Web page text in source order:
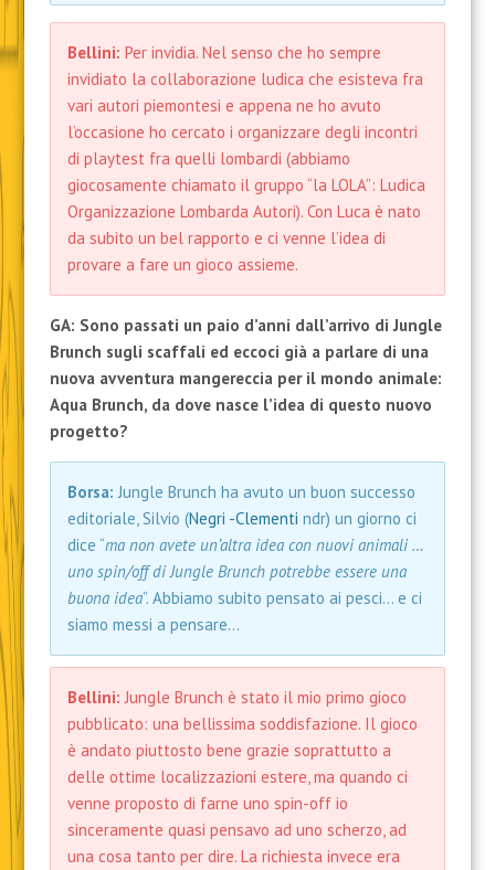
Bellini: Per invidia. Nel senso che ho sempre
invidiato la collaborazione ludica che esisteva fra
vari autori piemontesi e appena ne ho avuto
l’occasione ho cercato i organizzare degli incontri
di playtest fra quelli lombardi (abbiamo
giocosamente chiamato il gruppo “la LOLA”: Ludica
Organizzazione Lombarda Autori). Con Luca è nato
da subito un bel rapporto e ci venne l’idea di
provare a fare un gioco assieme.
GA: Sono passati un paio d’anni dall’arrivo di Jungle
Brunch sugli scaffali ed eccoci già a parlare di una
nuova avventura mangereccia per il mondo animale:
Aqua Brunch, da dove nasce l’idea di questo nuovo
progetto?
Borsa: Jungle Brunch ha avuto un buon successo
editoriale, Silvio (Negri -Clementi ndr) un giorno ci
dice “ma non avete un’altra idea con nuovi animali …
uno spin/off di Jungle Brunch potrebbe essere una
buona idea”. Abbiamo subito pensato ai pesci… e ci
siamo messi a pensare…
Bellini: Jungle Brunch è stato il mio primo gioco
pubblicato: una bellissima soddisfazione. Il gioco
è andato piuttosto bene grazie soprattutto a
delle ottime localizzazioni estere, ma quando ci
venne proposto di farne uno spin-off io
sinceramente quasi pensavo ad uno scherzo, ad
una cosa tanto per dire. La richiesta invece era